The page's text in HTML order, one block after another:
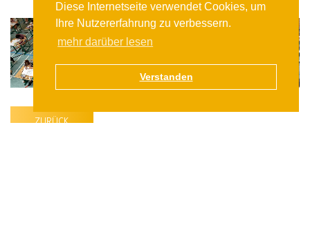
Diese Internetseite verwendet Cookies, um
Ihre Nutzererfahrung zu verbessern.
mehr darüber lesen
Verstanden
ZURÜCK